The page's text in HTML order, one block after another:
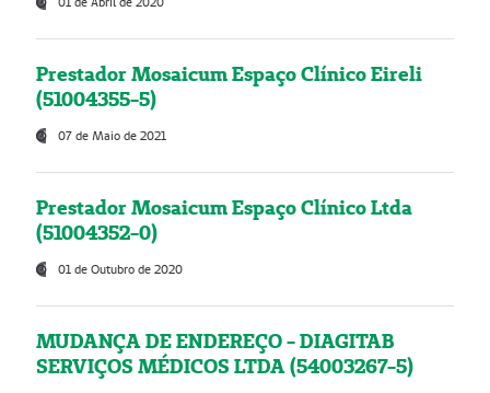
Prestador Mosaicum Espaço Clínico Eireli
(51004355-5)
07 de Maio de 2021
Prestador Mosaicum Espaço Clínico Ltda
(51004352-0)
01 de Outubro de 2020
MUDANÇA DE ENDEREÇO - DIAGITAB
SERVIÇOS MÉDICOS LTDA (54003267-5)